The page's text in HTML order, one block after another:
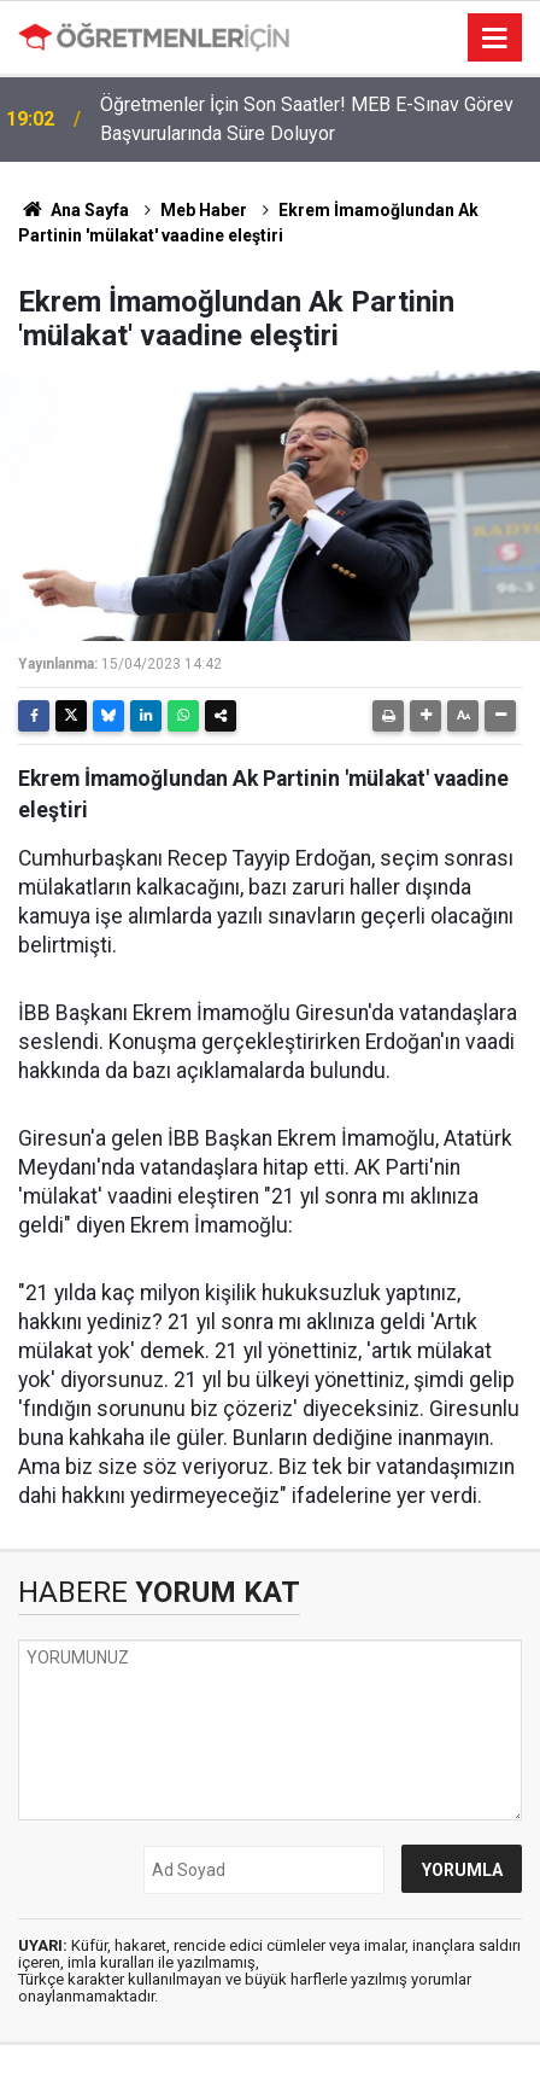
19:02
Öğretmenler İçin Son Saatler! MEB E-Sınav Görev
Başvurularında Süre Doluyor
Ana Sayfa Meb Haber
Ekrem İmamoğlundan Ak
Partinin 'mülakat' vaadine eleştiri
Ekrem İmamoğlundan Ak Partinin
'mülakat' vaadine eleştiri
Yayınlanma: 15/04/2023 14:42
Ekrem İmamoğlundan Ak Partinin 'mülakat' vaadine
eleştiri
Cumhurbaşkanı Recep Tayyip Erdoğan, seçim sonrası
mülakatların kalkacağını, bazı zaruri haller dışında
kamuya işe alımlarda yazılı sınavların geçerli olacağını
belirtmişti.
İBB Başkanı Ekrem İmamoğlu Giresun'da vatandaşlara
seslendi. Konuşma gerçekleştirirken Erdoğan'ın vaadi
hakkında da bazı açıklamalarda bulundu.
Giresun'a gelen İBB Başkan Ekrem İmamoğlu, Atatürk
Meydanı'nda vatandaşlara hitap etti. AK Parti'nin
'mülakat' vaadini eleştiren "21 yıl sonra mı aklınıza
geldi" diyen Ekrem İmamoğlu:
"21 yılda kaç milyon kişilik hukuksuzluk yaptınız,
hakkını yediniz? 21 yıl sonra mı aklınıza geldi 'Artık
mülakat yok' demek. 21 yıl yönettiniz, 'artık mülakat
yok' diyorsunuz. 21 yıl bu ülkeyi yönettiniz, şimdi gelip
'fındığın sorununu biz çözeriz' diyeceksiniz. Giresunlu
buna kahkaha ile güler. Bunların dediğine inanmayın.
Ama biz size söz veriyoruz. Biz tek bir vatandaşımızın
dahi hakkını yedirmeyeceğiz" ifadelerine yer verdi.
HABERE YORUM KAT
UYARI: Küfür, hakaret, rencide edici cümleler veya imalar, inançlara saldırı
içeren, imla kuralları ile yazılmamış,
Türkçe karakter kullanılmayan ve büyük harflerle yazılmış yorumlar
onaylanmamaktadır.